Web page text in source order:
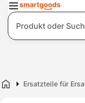
Suche
Home Ersatzteile für